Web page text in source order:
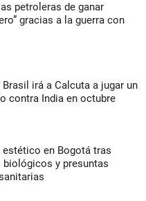
petroleras de ganar
gracias a la guerra con
irá a Calcuta a jugar un
contra India en octubre
estético en Bogotá tras
biológicos y presuntas